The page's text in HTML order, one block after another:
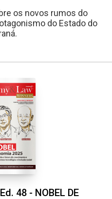
os novos rumos do
do Estado do
48 - NOBEL DE
Twitter